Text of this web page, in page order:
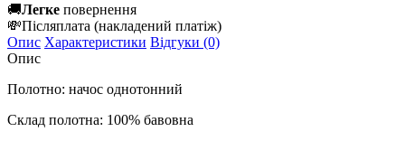
🚚Легке повернення
💸Післяплата (накладений платіж)
Опис Характеристики Відгуки (0)
Опис
Полотно: начос однотонний
Склад полотна: 100% бавовна